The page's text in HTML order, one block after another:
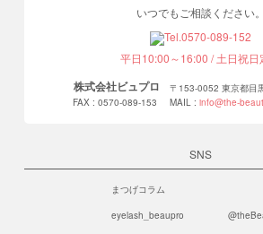
いつでもご相談ください。
平日10:00～16:00 / 土日祝日
株式会社ビュプロ
〒153-0052 東京都目
FAX : 0570-089-153
MAIL : info@the-
SNS
まつげコラム
eyelash_beaupro